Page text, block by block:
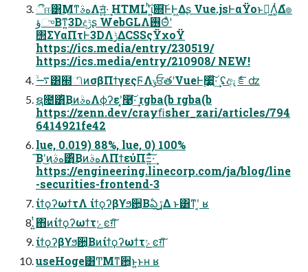
ීஈ͸͜ΜͳهࣄΛॻ͍͍ͯ·͢ HTMLʹͪΐ͍଍͠ͰͰ͖Δʂ Vue.jsͰαΫοͱಈ͖Λ͚ͭΔํ๏
ؤுΒͳ͍3Dදݱʂ WebGLΛ࢖Θͣʹ
΢ΣϒαΠτͰ3DΛ࣮ݱ͢ΔCSSςΫχοΫ
https://ics.media/entry/230519/
https://ics.media/entry/210908/ NEW!
࠷ۙ͸๭ிͷσβΠϯγεςϜΛݸਓతʹVueͰ࣮૷͍ͯ͠·͢ ʢඇެೝʣ
ຊ೔͸ͪ͜ΒͷهࣄΛϕʔεʹ͓࿩͠͠·͢ rgba(b rgba(b
https://zenn.dev/crayﬁsher_zari/articles/794
6414921fe42
lue, 0.019) 88%, lue, 0) 100%
͞Βʹ͜ͷهࣄ͸ͪ͜ΒͷهࣄΛΠϯεύΠΞ͍ͯ͠·͢
https://engineering.linecorp.com/ja/blog/line
-securities-frontend-3
ίϯϙʔωϯτΛ ίϯϙʔβϒϧؔ਺͔Βఏڙ͢Δ ͱ͸ͳʹ͔ ʁ
͍ͭ΋ͷίϯϙʔωϯτݺͼग़͠
ίϯϙʔβϒϧؔ਺͔Βͷίϯϙʔωϯτݺͼग़͠
useHoge͸ͲΜͳؔ਺͔ͱ͍͏ͱʜ ʁ